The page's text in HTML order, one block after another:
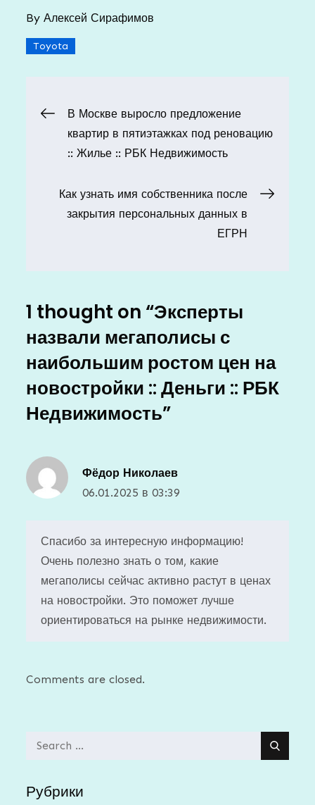
ByАлексей Сирафимов
Toyota
Навигация
по
записям
В Москве выросло предложение
квартир в пятиэтажках под реновацию
:: Жилье :: РБК Недвижимость
Как узнать имя собственника после
закрытия персональных данных в
ЕГРН
1 thought on “Эксперты
назвали мегаполисы с
наибольшим ростом цен на
новостройки :: Деньги :: РБК
Недвижимость”
Фёдор Николаев
06.01.2025 в 03:39
Спасибо за интересную информацию!
Очень полезно знать о том, какие
мегаполисы сейчас активно растут в ценах
на новостройки. Это поможет лучше
ориентироваться на рынке недвижимости.
Comments are closed.
Search
Рубрики